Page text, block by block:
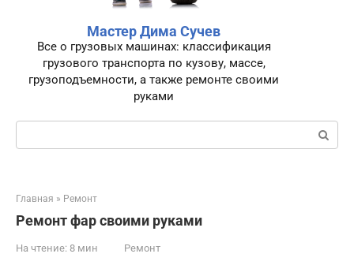
Мастер Дима Сучев
Все о грузовых машинах: классификация
грузового транспорта по кузову, массе,
грузоподъемности, а также ремонте своими
руками
Поиск:
Главная » Ремонт
Ремонт фар своими руками
На чтение: 8 мин Ремонт